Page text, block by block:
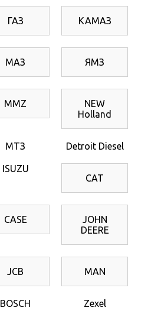
ГАЗ КАМАЗ
МАЗ ЯМЗ
MMZ
NEW
Holland
МТЗ Detroit Diesel
ISUZU
CAT
CASE
JOHN
DEERE
JCB MAN
BOSCH Zexel